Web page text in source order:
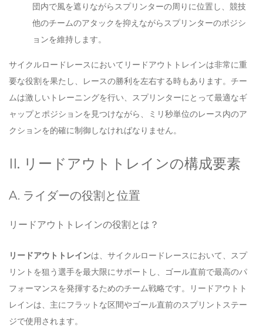
団内で風を遮りながらスプリンターの周りに位置し、競技
他のチームのアタックを抑えながらスプリンターのポジシ
ョンを維持します。
サイクルロードレースにおいてリードアウトトレインは非常に重
要な役割を果たし、レースの勝利を左右する時もあります。チー
ムは激しいトレーニングを行い、スプリンターにとって最適なギ
ャップとポジションを見つけながら、ミリ秒単位のレース内のア
クションを的確に制御しなければなりません。
II. リードアウトトレインの構成要素
A. ライダーの役割と位置
リードアウトトレインの役割とは？
リードアウトトレインは、サイクルロードレースにおいて、スプ
リントを狙う選手を最大限にサポートし、ゴール直前で最高のパ
フォーマンスを発揮するためのチーム戦略です。リードアウトト
レインは、主にフラットな区間やゴール直前のスプリントステー
ジで使用されます。